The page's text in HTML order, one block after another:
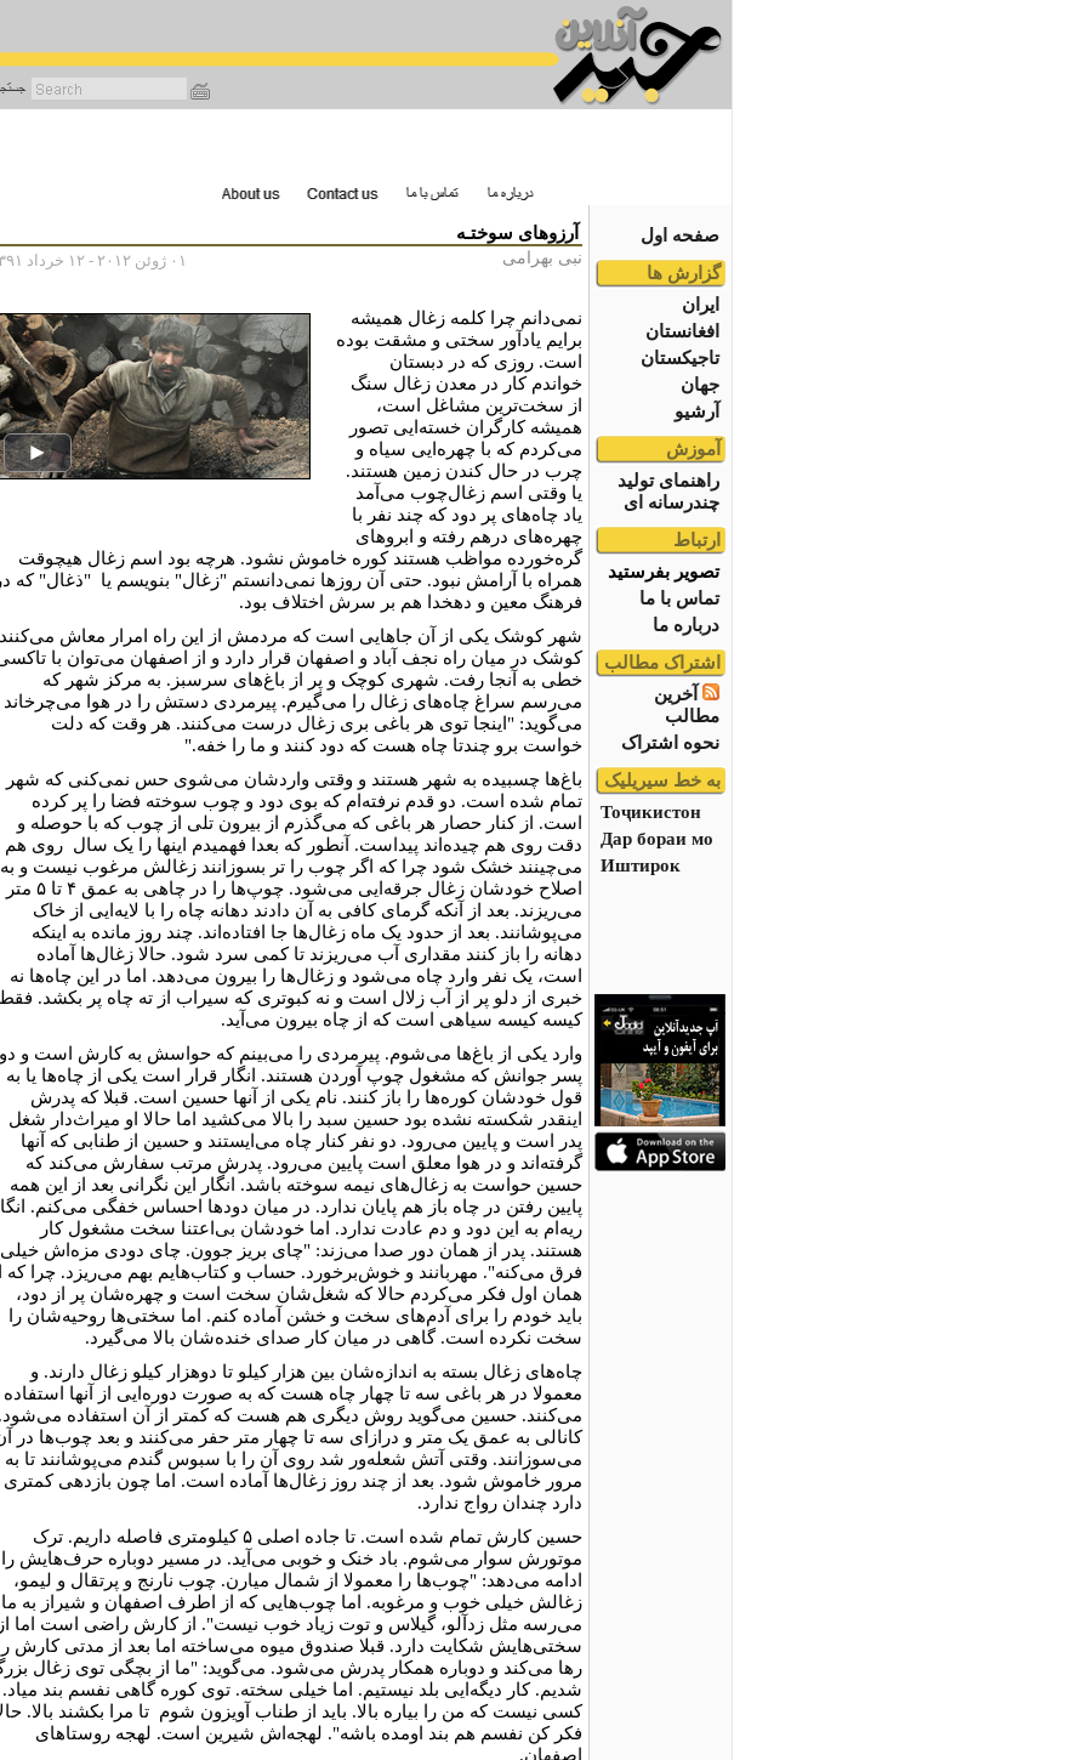
صفحه اول
گزارش ها
ایران
افغانستان
تاجیکستان
جهان
آرشیو
آموزش
راهنمای تولید
چندرسانه ای
ارتباط
تصویر بفرستید
تماس با ما
درباره ما
اشتراک مطالب
آخرین
مطالب
نحوه اشتراک
به خط سیریلیک
Тоҷикистон
Дар бораи мо
Иштирок
آرزوهای سوختـه
۰۱ ژوئن ۲۰۱۲ - ۱۲ خرداد ۱۳۹۱ نبی بهرامی
نمی‌دانم چرا کلمه زغال همیشه
برایم یادآور سختی و مشقت بوده
است. روزی که در دبستان
خواندم کار در معدن زغال سنگ
از سخت‌ترین مشاغل است،
همیشه کارگران خسته‌ایی تصور
می‌کردم که با چهره‌ایی سیاه و
چرب در حال کندن زمین هستند.
یا وقتی اسم زغال‌چوب می‌آمد
یاد چاه‌های پر دود که چند نفر با
چهره‌‌های درهم رفته و ابروهای
گره‌‌خورده مواظب هستند کوره خاموش نشود. هرچه بود اسم زغال هیچوقت
همراه با آرامش نبود. حتی آن روزها نمی‌دانستم "زغال" بنویسم یا "ذغال" که
فرهنگ معین و دهخدا هم بر سرش اختلاف بود.
شهر کوشک یکی از آن جاهایی است که مردمش از این راه امرار معاش
کوشک در میان راه نجف آباد و اصفهان قرار دارد و از اصفهان می‌توان با
خطی به آنجا رفت. شهری کوچک و پر از باغ‌های سرسبز. به مرکز شهر که
می‌رسم سراغ چاه‌های زغال را می‌گیرم. پیرمردی دستش را در هوا می‌چرخاند
می‌گوید: "اینجا توی هر باغی بری زغال درست می‌کنند. هر وقت که دلت
خواست برو چندتا چاه هست که دود کنند و ما را خفه."
باغ‌ها چسبیده به شهر هستند و وقتی واردشان می‌شوی حس نمی‌کنی که شهر
تمام شده است. دو قدم نرفته‌ام که بوی دود و چوب سوخته فضا را پر کرده
است. از کنار حصار هر باغی که می‌گذرم از بیرون تلی از چوب که با حوصله و
دقت روی هم چیده‌اند پیداست. آنطور که بعدا فهمیدم اینها را یک سال روی هم
می‌چینند خشک شود چرا که اگر چوب را تر بسوزانند زغالش مرغوب نیست و به
اصلاح خودشان زغال جرقه‌ایی می‌شود. چوپ‌ها را در چاهی به عمق ۴ تا ۵ متر
می‌ریزند. بعد از آنکه گرمای کافی به آن دادند دهانه چاه را با لایه‌ایی از خاک
می‌پوشانند. بعد از حدود یک ماه زغال‌ها جا افتاده‌اند. چند روز مانده به اینکه
دهانه را باز کنند مقداری آب می‌ریزند تا کمی سرد شود. حالا زغال‌ها آماده
است، یک نفر وارد چاه می‌شود و زغال‌ها را بیرون می‌دهد. اما در این چاه‌ها نه
خبری از دلو پر از آب زلال است و نه کبوتری که سیراب از ته چاه پر بکشد.
کیسه کیسه سیاهی است که از چاه بیرون می‌آید.
وارد یکی از باغ‌ها می‌شوم. پیرمردی را می‌بینم که حواسش به کارش است و دو
پسر جوانش که مشغول چوپ آوردن هستند. انگار قرار است یکی از چاه‌ها یا به
قول خودشان کوره‌ها را باز کنند. نام یکی از آنها حسین است. قبلا که پدرش
اینقدر شکسته نشده بود حسین سبد را بالا می‌کشید اما حالا او میراث‌دار شغل
پدر است و پایین می‌رود. دو نفر کنار چاه می‌ایستند و حسین از طنابی که آنها
گرفته‌اند و در هوا معلق است پایین می‌رود. پدرش مرتب سفارش می‌کند که
حسین حواست به زغال‌های نیمه سوخته باشد. انگار این نگرانی بعد از این همه
پایین رفتن در چاه باز هم پایان ندارد. در میان دودها احساس خفگی می‌کنم.
ریه‌ام به این دود و دم عادت ندارد. اما خودشان بی‌اعتنا سخت مشغول کار
هستند. پدر از همان دور صدا می‌زند: "چای بریز جوون. چای دودی مزه‌اش خیلی
فرق می‌کنه". مهربانند و خوش‌برخورد. حساب و کتاب‌هایم بهم می‌ریزد. چرا که
همان اول فکر می‌کردم حالا که شغل‌شان سخت است و چهره‌شان پر از دود،
باید خودم را برای آدم‌های سخت و خشن آماده کنم. اما سختی‌ها روحیه‌شان را
سخت نکرده است. گاهی در میان کار صدای خنده‌شان بالا می‌گیرد.
چاه‌های زغال بسته به اندازه‌شان بین هزار کیلو تا دوهزار کیلو زغال دارند. و
معمولا در هر باغی سه تا چهار چاه هست که به صورت دوره‌ایی از آنها استفاده
می‌کنند. حسین می‌گوید روش دیگری هم هست که کمتر از آن استفاده
کانالی به عمق یک متر و درازای سه تا چهار متر حفر می‌کنند و بعد چوب‌ها در
می‌سوزانند. وقتی آتش شعله‌ور شد روی آن را با سبوس گندم می‌پوشانند تا به
مرور خاموش شود. بعد از چند روز زغال‌ها آماده است. اما چون بازدهی کمتری
دارد چندان رواج ندارد.
حسین کارش تمام شده است. تا جاده اصلی ۵ کیلومتری فاصله داریم. ترک
موتورش سوار می‌شوم. باد خنک و خوبی می‌آید. در مسیر دوباره حرف‌هایش را
ادامه می‌دهد: "چوب‌ها را معمولا از شمال میارن. چوب نارنج و پرتقال و لیمو،
زغالش خیلی خوب و مرغوبه. اما چوب‌هایی که از اطرف اصفهان و شیراز به ما
می‌رسه مثل زدآلو، گیلاس و توت زیاد خوب نیست". از کارش راضی است اما
سختی‌هایش شکایت دارد. قبلا صندوق میوه می‌ساخته اما بعد از مدتی کارش
رها می‌کند و دوباره همکار پدرش می‌شود. می‌گوید: "ما از بچگی توی زغال
شدیم. کار دیگه‌ایی بلد نیستیم. اما خیلی سخته. توی کوره گاهی نفسم بند میاد.
کسی نیست که من را بیاره بالا. باید از طناب آویزون شوم تا مرا بکشند بالا.
فکر کن نفسم هم بند اومده باشه". لهجه‌اش شیرین است. لهجه روستاهای
اصفهان.